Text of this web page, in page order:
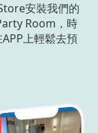
安裝我們的
Room，時
上輕鬆去預